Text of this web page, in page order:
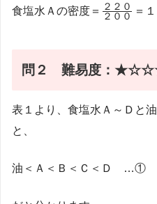
食塩水Ａの密度＝ \frac{２
２０}
２００
２２０ ＝
問２ 難易度：
表１より、食塩水Ａ～Ｄと
と、
油＜Ａ＜Ｂ＜Ｃ＜Ｄ …①